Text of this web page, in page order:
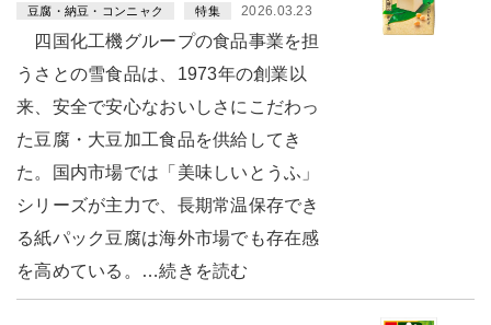
豆腐・納豆・コンニャク 特集 2026.03.23
四国化工機グループの食品事業を担
うさとの雪食品は、1973年の創業以
来、安全で安心なおいしさにこだわっ
た豆腐・大豆加工食品を供給してき
た。国内市場では「美味しいとうふ」
シリーズが主力で、長期常温保存でき
る紙パック豆腐は海外市場でも存在感
を高めている。…続きを読む